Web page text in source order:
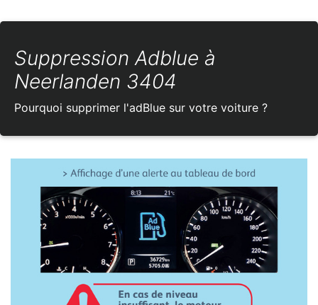
Suppression Adblue à
Neerlanden 3404
Pourquoi supprimer l'adBlue sur votre voiture ?